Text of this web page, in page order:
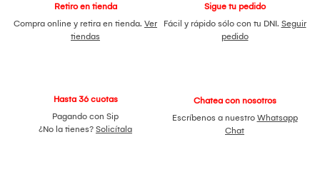
Retiro en tienda
Compra online y retira en tienda. Ver
tiendas
Sigue tu pedido
Fácil y rápido sólo con tu DNI. Seguir
pedido
Hasta 36 cuotas
Pagando con Sip
¿No la tienes? Solicítala
Chatea con nosotros
Escríbenos a nuestro Whatsapp
Chat